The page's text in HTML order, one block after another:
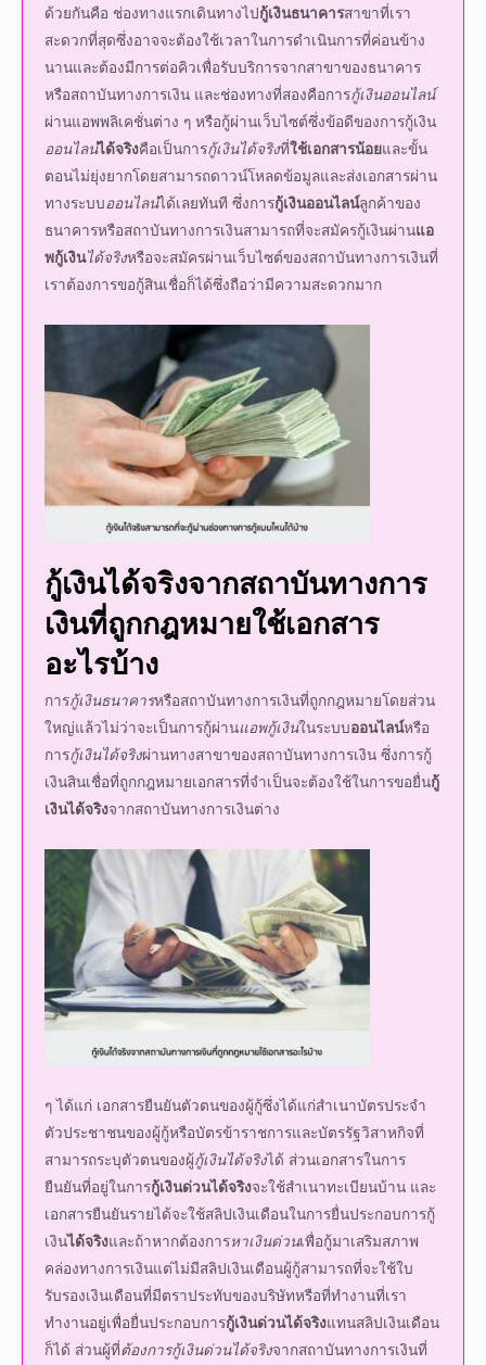
ด้วยกันคือ ช่องทางแรกเดินทางไปกู้เงินธนาคารสาขาที่เรา
สะดวกที่สุดซึ่งอาจจะต้องใช้เวลาในการดำเนินการที่ค่อนข้าง
นานและต้องมีการต่อคิวเพื่อรับบริการจากสาขาของธนาคาร
หรือสถาบันทางการเงิน และช่องทางที่สองคือการกู้เงินออนไลน์
ผ่านแอพพลิเคชั่นต่าง ๆ หรือกู้ผ่านเว็บไซต์ซึ่งข้อดีของการกู้เงิน
ออนไลน์ได้จริงคือเป็นการกู้เงินได้จริงที่ใช้เอกสารน้อยและขั้น
ตอนไม่ยุ่งยากโดยสามารถดาวน์โหลดข้อมูลและส่งเอกสารผ่าน
ทางระบบออนไลน์ได้เลยทันที ซึ่งการกู้เงินออนไลน์ลูกค้าของ
ธนาคารหรือสถาบันทางการเงินสามารถที่จะสมัครกู้เงินผ่านแอ
พกู้เงินได้จริงหรือจะสมัครผ่านเว็บไซต์ของสถาบันทางการเงินที่
เราต้องการขอกู้สินเชื่อก็ได้ซึ่งถือว่ามีความสะดวกมาก
กู้เงินได้จริงจากสถาบันทางการ
เงินที่ถูกกฎหมายใช้เอกสาร
อะไรบ้าง
การกู้เงินธนาคารหรือสถาบันทางการเงินที่ถูกกฎหมายโดยส่วน
ใหญ่แล้วไม่ว่าจะเป็นการกู้ผ่านแอพกู้เงินในระบบออนไลน์หรือ
การกู้เงินได้จริงผ่านทางสาขาของสถาบันทางการเงิน ซึ่งการกู้
เงินสินเชื่อที่ถูกกฎหมายเอกสารที่จำเป็นจะต้องใช้ในการขอยื่นกู้
เงินได้จริงจากสถาบันทางการเงินต่าง
ๆ ได้แก่ เอกสารยืนยันตัวตนของผู้กู้ซึ่งได้แก่สำเนาบัตรประจำ
ตัวประชาชนของผู้กู้หรือบัตรข้าราชการและบัตรรัฐวิสาหกิจที่
สามารถระบุตัวตนของผู้กู้เงินได้จริงได้ ส่วนเอกสารในการ
ยืนยันที่อยู่ในการกู้เงินด่วนได้จริงจะใช้สำเนาทะเบียนบ้าน และ
เอกสารยืนยันรายได้จะใช้สลิปเงินเดือนในการยื่นประกอบการกู้
เงินได้จริงและถ้าหากต้องการหาเงินด่วนเพื่อกู้มาเสริมสภาพ
คล่องทางการเงินแต่ไม่มีสลิปเงินเดือนผู้กู้สามารถที่จะใช้ใบ
รับรองเงินเดือนที่มีตราประทับของบริษัทหรือที่ทำงานที่เรา
ทำงานอยู่เพื่อยื่นประกอบการกู้เงินด่วนได้จริงแทนสลิปเงินเดือน
ก็ได้ ส่วนผู้ที่ต้องการกู้เงินด่วนได้จริงจากสถาบันทางการเงินที่